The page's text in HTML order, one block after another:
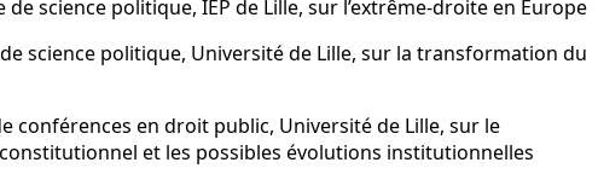
de science politique, IEP de Lille, sur l’extrême-droite en Europe
science politique, Université de Lille, sur la transformation du
conférences en droit public, Université de Lille, sur le
et les possibles évolutions institutionnelles